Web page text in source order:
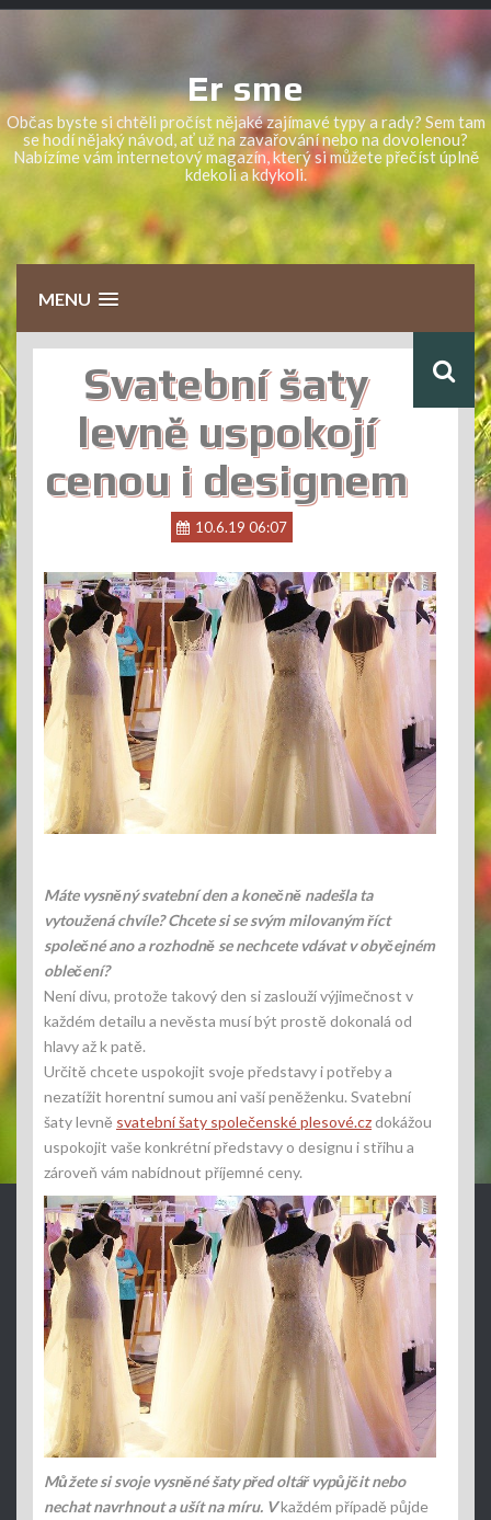
Skip
Er sme
Občas byste si chtěli pročíst nějaké zajímavé typy a rady? Sem tam
se hodí nějaký návod, ať už na zavařování nebo na dovolenou?
Nabízíme vám internetový magazín, který si můžete přečíst úplně
kdekoli a kdykoli.
MENU
Svatební šaty
levně uspokojí
cenou i designem
10.6.19 06:07
Máte vysněný svatební den a konečně nadešla ta
vytoužená chvíle? Chcete si se svým milovaným říct
společné ano a rozhodně se nechcete vdávat v obyčejném
oblečení?
Není divu, protože takový den si zaslouží výjimečnost v
každém detailu a nevěsta musí být prostě dokonalá od
hlavy až k patě.
Určitě chcete uspokojit svoje představy i potřeby a
nezatížit horentní sumou ani vaší peněženku. Svatební
šaty levně svatební šaty společenské plesové.czdokážou
uspokojit vaše konkrétní představy o designu i střihu a
zároveň vám nabídnout příjemné ceny.
Můžete si svoje vysněné šaty před oltář vypůjčit nebo
nechat navrhnout a ušít na míru. Vkaždém případě půjde